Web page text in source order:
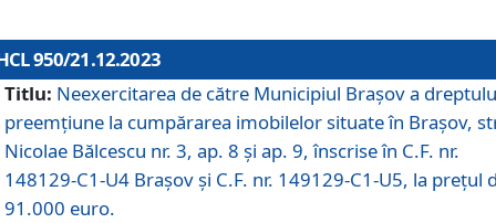
950/21.12.2023
Titlu: Neexercitarea de către Municipiul Brașov a
preemțiune la cumpărarea imobilelor situate în Brașov,
Nicolae Bălcescu nr. 3, ap. 8 și ap. 9, înscrise în C.F. nr.
148129-C1-U4 Brașov și C.F. nr. 149129-C1-U5, la prețul
91.000 euro.